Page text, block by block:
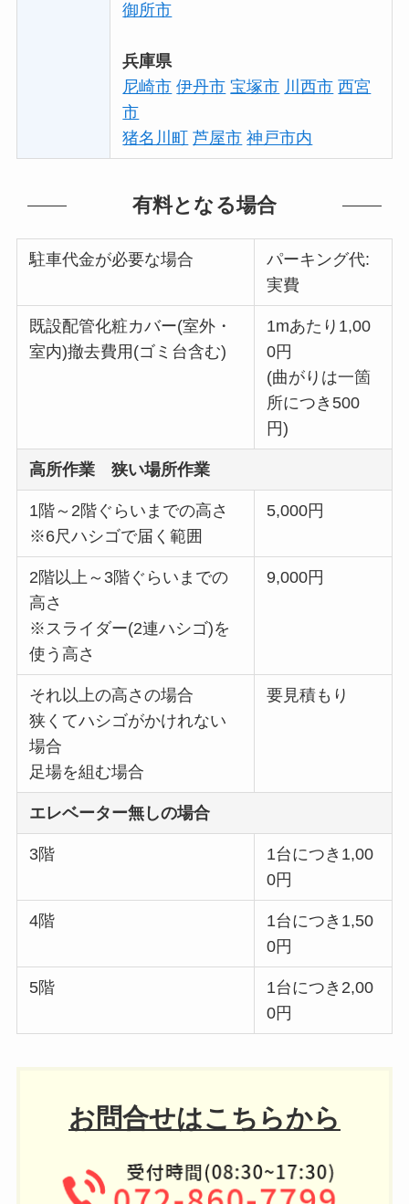
御所市
兵庫県
尼崎市 伊丹市 宝塚市 川西市 西宮
市
猪名川町
芦屋市 神戸市内
有料となる場合
駐車代金が必要な場合
パーキング代:
実費
既設配管化粧カバー(室外・
室内)撤去費用(ゴミ台含む)
1mあたり1,00
0円
(曲がりは一箇
所につき500
円)
高所作業 狭い場所作業
1階～2階ぐらいまでの高さ
※6尺ハシゴで届く範囲
5,000円
2階以上～3階ぐらいまでの
高さ
※スライダー(2連ハシゴ)を
使う高さ
9,000円
それ以上の高さの場合
狭くてハシゴがかけれない
場合
足場を組む場合
要見積もり
エレベーター無しの場合
3階
1台につき1,00
0円
4階
1台につき1,50
0円
5階
1台につき2,00
0円
お問合せはこちらから